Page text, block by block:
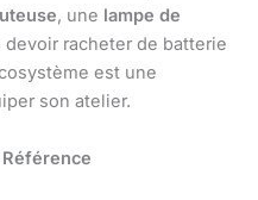
, une lampe de
devoir racheter de batterie
est une
son atelier.